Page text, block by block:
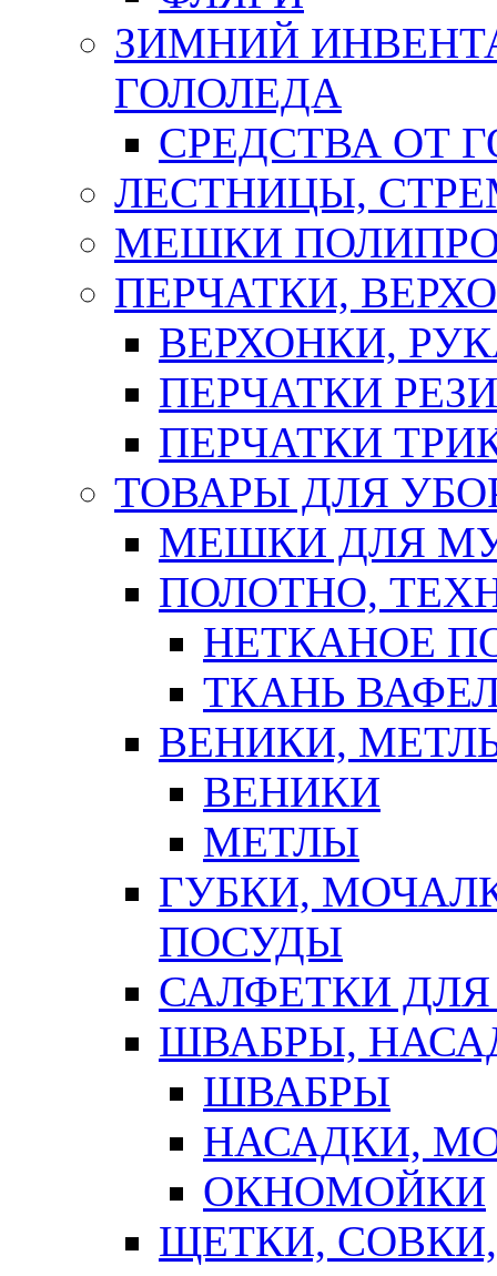
ЗИМНИЙ
ГОЛОЛЕДА
СРЕДСТВА ОТ
ЛЕСТНИЦЫ,
МЕШКИ
ПЕРЧАТКИ,
ВЕРХОНКИ,
ПЕРЧАТКИ
ПЕРЧАТКИ
ТОВАРЫ ДЛЯ
МЕШКИ ДЛЯ
ПОЛОТНО,
НЕТКАНОЕ
ТКАНЬ
ВЕНИКИ,
ВЕНИКИ
МЕТЛЫ
ГУБКИ,
ПОСУДЫ
САЛФЕТКИ
ШВАБРЫ,
ШВАБРЫ
НАСАДКИ,
ОКНОМОЙКИ
ЩЕТКИ,